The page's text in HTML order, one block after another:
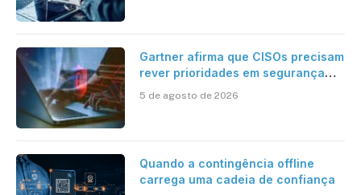
Gartner afirma que CISOs precisam
rever prioridades em segurança
desafios impostos pela Inteligência
5 de agosto de 2026
Quando a contingência offline
carrega uma cadeia de confiança